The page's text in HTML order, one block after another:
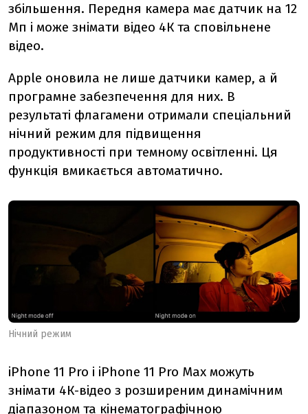
збільшення. Передня камера має датчик на 12
Мп і може знімати відео 4К та сповільнене
відео.
Apple оновила не лише датчики камер, а й
програмне забезпечення для них. В
результаті флагамени отримали спеціальний
нічний режим для підвищення
продуктивності при темному освітленні. Ця
функція вмикається автоматично.
Нічний режим
iPhone 11 Pro і iPhone 11 Pro Mах можуть
знімати 4К-відео з розширеним динамічним
діапазоном та кінематографічною